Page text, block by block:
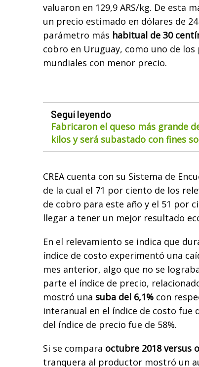
valuaron en 129,9 ARS/kg. De esta
un precio estimado en dólares de
parámetro más habitual de 30
cobro en Uruguay, como uno de
mundiales con menor precio.
Seguí leyendo
Fabricaron el queso más grande
kilos y será subastado con fines
CREA cuenta con su Sistema de
de la cual el 71 por ciento de los
de cobro para este año y el 51 por
llegar a tener un mejor resultado
En el relevamiento se indica que
índice de costo experimentó una
mes anterior, algo que no se
parte el índice de precio,
mostró una suba del 6,1% con
interanual en el índice de costo fue
del índice de precio fue de 58%.
Si se compara octubre 2018 versus
tranquera al productor mostró un